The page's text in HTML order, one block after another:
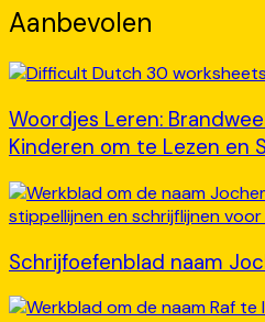
Aanbevolen
Woordjes Leren:
Kinderen om te Lezen en
Schrijfoefenblad naam